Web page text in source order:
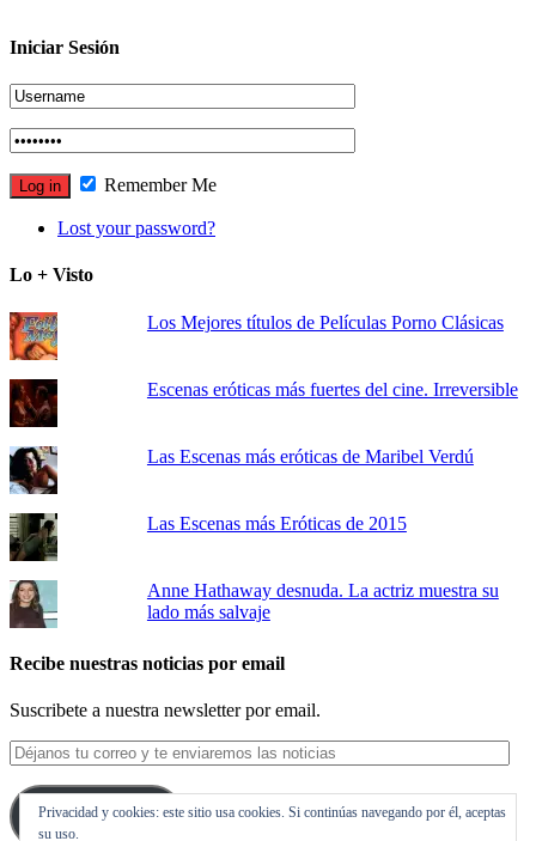
Iniciar Sesión
Remember Me
Lost your password?
Lo + Visto
Los Mejores títulos de Películas Porno Clásicas
Escenas eróticas más fuertes del cine. Irreversible
Las Escenas más eróticas de Maribel Verdú
Las Escenas más Eróticas de 2015
Anne Hathaway desnuda. La actriz muestra su
lado más salvaje
Recibe nuestras noticias por email
Suscribete a nuestra newsletter por email.
Déjanos
tu
correo
y
te
Suscribirse
Privacidad y cookies: este sitio usa cookies. Si continúas navegando por él, aceptas
su uso.